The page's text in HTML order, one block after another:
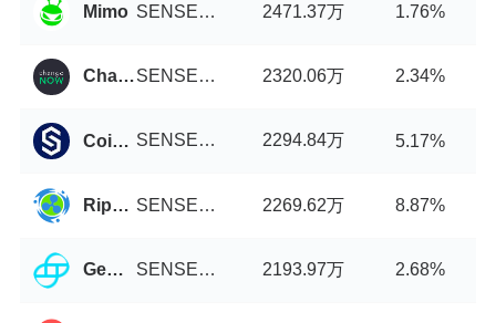
Mimo SENSE币/USDT 2471.37万 1.76%
ChangeNOW SENSE币/USDT 2320.06万 2.34%
Coinstore SENSE币/USDT 2294.84万 5.17%
Ripple China SENSE币/USDT 2269.62万 8.87%
Gemini SENSE币/USDT 2193.97万 2.68%